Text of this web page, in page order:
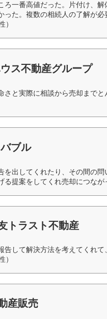
ろ一番高値だった。片付け、
った。複数の相続人の了解が
）
ス不動産グループ
さと実際に相談から売却まで
ブル
を出してくれたり、その間の
る提案をしてくれ売却につなが
トラスト不動産
告して解決方法を考えてくれ
）
産販売